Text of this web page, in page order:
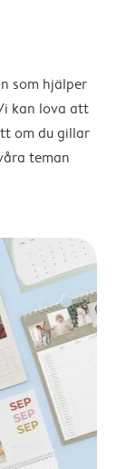
som hjälper
kan lova att
om du gillar
teman